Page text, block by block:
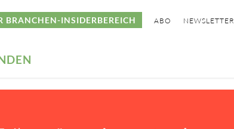
INSIDERBEREICH ABO NEWSLETTER